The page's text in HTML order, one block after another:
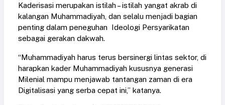
Kaderisasi merupakan istilah – istilah yangat akrab di
kalangan Muhammadiyah, dan selalu menjadi bagian
penting dalam peneguhan Ideologi Persyarikatan
sebagai gerakan dakwah.
“Muhammadiyah harus terus bersinergi lintas sektor, di
harapkan kader Muhammadiyah kususnya generasi
Milenial mampu menjawab tantangan zaman di era
Digitalisasi yang serba cepat ini,” katanya.